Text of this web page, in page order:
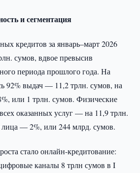
и сегментация
кредитов за январь–март 2026
сумов, вдвое превысив
периода прошлого года. На
выдач — 11,2 трлн. сумов, на
или 1 трлн. сумов. Физические
оказанных услуг — на 11,9 трлн.
— 2%, или 244 млрд. сумов.
стало онлайн-кредитование:
каналы 8 трлн сумов в I